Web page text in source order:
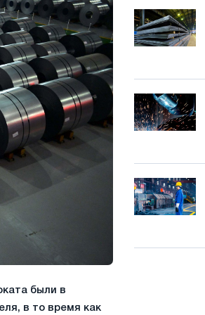
были в
в то время как
июле
с
года
Цены
на
катушку
несмотря
на
роста
цен
Tk
accelis
в
режущую
машину
Европейские
цены
на